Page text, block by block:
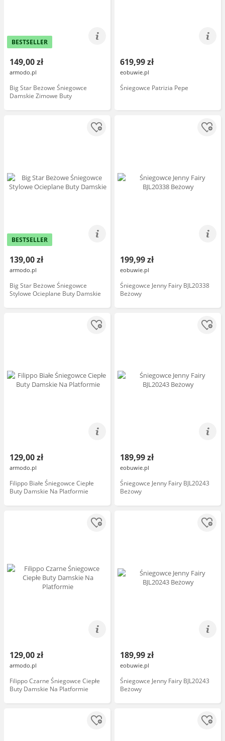
BESTSELLER
149,00 zł
armodo.pl
Big Star Beżowe Śniegowce
Damskie Zimowe Buty
619,99 zł
eobuwie.pl
Śniegowce Patrizia Pepe
BESTSELLER
139,00 zł
armodo.pl
Big Star Beżowe Śniegowce
Stylowe Ocieplane Buty Damskie
199,99 zł
eobuwie.pl
Śniegowce Jenny Fairy BJL20338
Beżowy
129,00 zł
armodo.pl
Filippo Białe Śniegowce Ciepłe
Buty Damskie Na Platformie
189,99 zł
eobuwie.pl
Śniegowce Jenny Fairy BJL20243
Beżowy
129,00 zł
armodo.pl
Filippo Czarne Śniegowce Ciepłe
Buty Damskie Na Platformie
189,99 zł
eobuwie.pl
Śniegowce Jenny Fairy BJL20243
Beżowy